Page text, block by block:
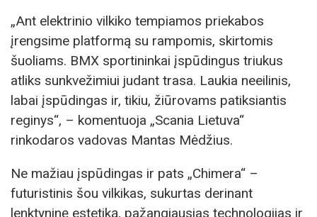
„Ant elektrinio vilkiko tempiamos priekabos
įrengsime platformą su rampomis, skirtomis
šuoliams. BMX sportininkai įspūdingus triukus
atliks sunkvežimiui judant trasa. Laukia neeilinis,
labai įspūdingas ir, tikiu, žiūrovams patiksiantis
reginys“, – komentuoja „Scania Lietuva“
rinkodaros vadovas Mantas Mėdžius.
Ne mažiau įspūdingas ir pats „Chimera“ –
futuristinis šou vilkikas, sukurtas derinant
lenktyninę estetiką, pažangiausias technologijas ir